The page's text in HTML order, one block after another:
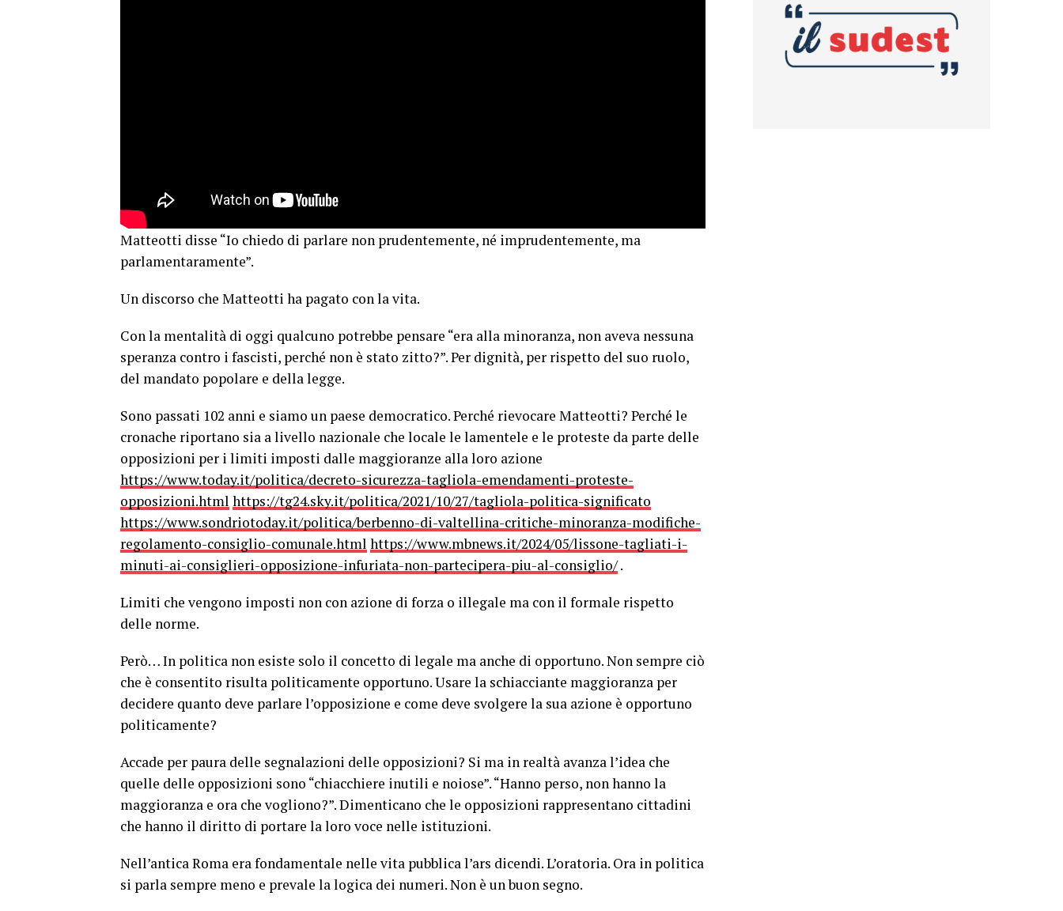
Matteotti disse “Io chiedo di parlare non prudentemente, né imprudentemente, ma
parlamentaramente”.
Un discorso che Matteotti ha pagato con la vita.
Con la mentalità di oggi qualcuno potrebbe pensare “era alla minoranza, non aveva nessuna
speranza contro i fascisti, perché non è stato zitto?”. Per dignità, per rispetto del suo ruolo,
del mandato popolare e della legge.
Sono passati 102 anni e siamo un paese democratico. Perché rievocare Matteotti? Perché le
cronache riportano sia a livello nazionale che locale le lamentele e le proteste da parte delle
opposizioni per i limiti imposti dalle maggioranze alla loro azione
https://www.today.it/politica/decreto-sicurezza-tagliola-emendamenti-proteste-
opposizioni.html https://tg24.sky.it/politica/2021/10/27/tagliola-politica-significato
https://www.sondriotoday.it/politica/berbenno-di-valtellina-critiche-minoranza-modifiche-
regolamento-consiglio-comunale.html https://www.mbnews.it/2024/05/lissone-tagliati-i-
minuti-ai-consiglieri-opposizione-infuriata-non-partecipera-piu-al-consiglio/.
Limiti che vengono imposti non con azione di forza o illegale ma con il formale rispetto
delle norme.
Però… In politica non esiste solo il concetto di legale ma anche di opportuno. Non sempre ciò
che è consentito risulta politicamente opportuno. Usare la schiacciante maggioranza per
decidere quanto deve parlare l’opposizione e come deve svolgere la sua azione è opportuno
politicamente?
Accade per paura delle segnalazioni delle opposizioni? Si ma in realtà avanza l’idea che
quelle delle opposizioni sono “chiacchiere inutili e noiose”. “Hanno perso, non hanno la
maggioranza e ora che vogliono?”. Dimenticano che le opposizioni rappresentano cittadini
che hanno il diritto di portare la loro voce nelle istituzioni.
Nell’antica Roma era fondamentale nelle vita pubblica l’ars dicendi. L’oratoria. Ora in politica
si parla sempre meno e prevale la logica dei numeri. Non è un buon segno.